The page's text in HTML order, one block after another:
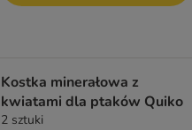
Kostka minerałowa z
kwiatami dla ptaków Quiko
2 sztuki